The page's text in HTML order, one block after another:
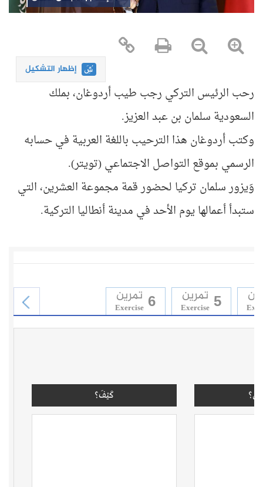
إظهار التشكيل
رحب الرئيس التركي رجب طيب أردوغان، بملك
السعودية سلمان بن عبد العزيز.
وكتب أردوغان هذا الترحيب باللغة العربية في حسابه
الرسمي بموقع التواصل الاجتماعي (تويتر).
وَيزور سلمان تركيا لحضور قمة مجموعة العشرين، التي
ستبدأ أعمالها يوم الأحد في مدينة أنطاليا التركية.